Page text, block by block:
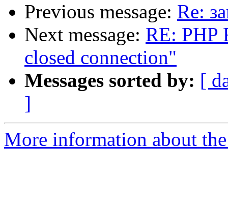
Previous message: Re:
Next message: RE: PHP
closed connection"
Messages sorted by: [
]
More information about